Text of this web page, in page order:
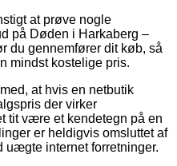
at prøve nogle
på Døden i Harkaberg –
du gennemfører dit køb, så
mindst kostelige pris.
at hvis en netbutik
der virker
tit være et kendetegn på en
er heldigvis omsluttet af
uægte internet forretninger.